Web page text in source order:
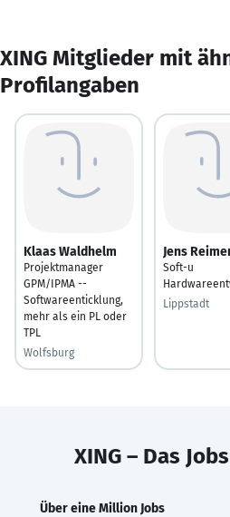
XING Mitglieder mit
Profilangaben
Klaas Waldhelm
Projektmanager
GPM/IPMA --
Softwareenticklung,
mehr als ein PL oder
TPL
Wolfsburg
Jens
Soft-u
Lippstadt
XING – Das
Über eine Million Jobs